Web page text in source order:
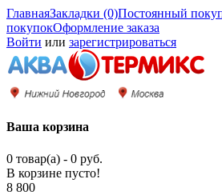
ГлавнаяЗакладки (0)Постоянный
покупокОформление заказа
Войти или зарегистрироваться
Ваша корзина
0 товар(а) - 0 руб.
В корзине пусто!
8 800